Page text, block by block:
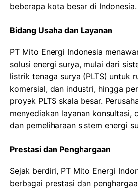
beberapa kota besar di Indonesia.
Bidang Usaha dan Layanan
PT Mito Energi Indonesia
solusi energi surya, mulai dari
listrik tenaga surya (PLTS) untuk
komersial, dan industri, hingga
proyek PLTS skala besar.
menyediakan layanan konsultasi,
dan pemeliharaan sistem energi
Prestasi dan Penghargaan
Sejak berdiri, PT Mito Energi
berbagai prestasi dan